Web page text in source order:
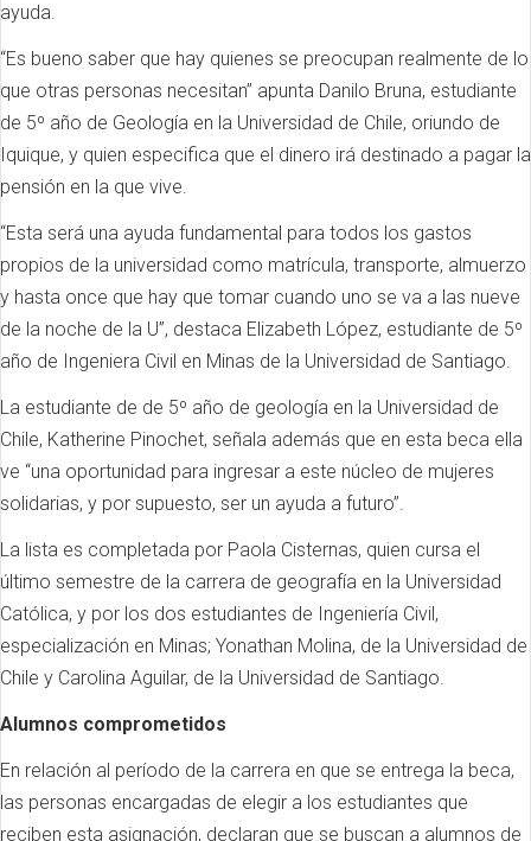
ayuda.
“Es bueno saber que hay quienes se preocupan realmente de lo
que otras personas necesitan” apunta Danilo Bruna, estudiante
de 5º año de Geología en la Universidad de Chile, oriundo de
Iquique, y quien especifica que el dinero irá destinado a pagar la
pensión en la que vive.
“Esta será una ayuda fundamental para todos los gastos
propios de la universidad como matrícula, transporte, almuerzo
y hasta once que hay que tomar cuando uno se va a las nueve
de la noche de la U”, destaca Elizabeth López, estudiante de 5º
año de Ingeniera Civil en Minas de la Universidad de Santiago.
La estudiante de de 5º año de geología en la Universidad de
Chile, Katherine Pinochet, señala además que en esta beca ella
ve “una oportunidad para ingresar a este núcleo de mujeres
solidarias, y por supuesto, ser un ayuda a futuro”.
La lista es completada por Paola Cisternas, quien cursa el
último semestre de la carrera de geografía en la Universidad
Católica, y por los dos estudiantes de Ingeniería Civil,
especialización en Minas; Yonathan Molina, de la Universidad de
Chile y Carolina Aguilar, de la Universidad de Santiago.
Alumnos comprometidos
En relación al período de la carrera en que se entrega la beca,
las personas encargadas de elegir a los estudiantes que
reciben esta asignación, declaran que se buscan a alumnos de